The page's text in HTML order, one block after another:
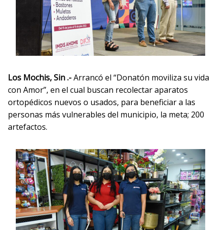
Los Mochis, Sin .-Arrancó el “Donatón moviliza su vida
con Amor”, en el cual buscan recolectar aparatos
ortopédicos nuevos o usados, para beneficiar a las
personas más vulnerables del municipio, la meta; 200
artefactos.